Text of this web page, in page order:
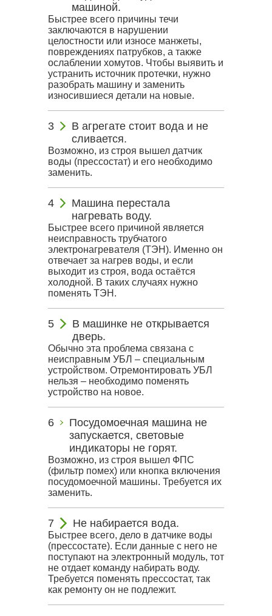
машиной.
Быстрее всего причины течи
заключаются в нарушении
целостности или износе манжеты,
повреждениях патрубков, а также
ослаблении хомутов. Чтобы выявить и
устранить источник протечки, нужно
разобрать машину и заменить
износившиеся детали на новые.
В агрегате стоит вода и не
сливается.
Возможно, из строя вышел датчик
воды (прессостат) и его необходимо
заменить.
Машина перестала
нагревать воду.
Быстрее всего причиной является
неисправность трубчатого
электронагревателя (ТЭН). Именно он
отвечает за нагрев воды, и если
выходит из строя, вода остаётся
холодной. В таких случаях нужно
поменять ТЭН.
В машинке не открывается
дверь.
Обычно эта проблема связана с
неисправным УБЛ – специальным
устройством. Отремонтировать УБЛ
нельзя – необходимо поменять
устройство на новое.
Посудомоечная машина не
запускается, световые
индикаторы не горят.
Возможно, из строя вышел ФПС
(фильтр помех) или кнопка включения
посудомоечной машины. Требуется их
заменить.
Не набирается вода.
Быстрее всего, дело в датчике воды
(прессостате). Если данные с него не
поступают на электронный модуль, тот
не отдает команду набирать воду.
Требуется поменять прессостат, так
как ремонту он не подлежит.